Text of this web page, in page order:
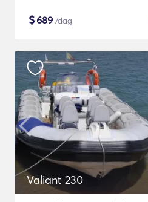
$689 /dag
Valiant 230